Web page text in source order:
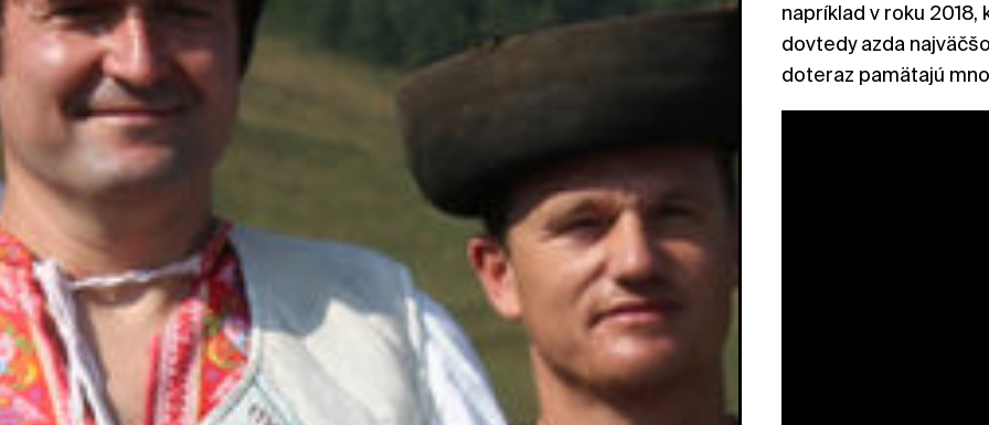
napríklad v roku
dovtedy azda
doteraz pamätajú